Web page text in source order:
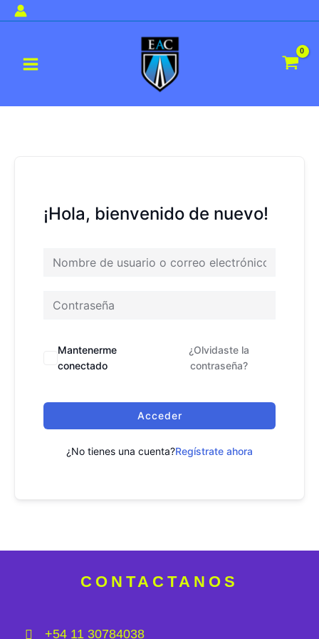
al
Menu
¡Hola, bienvenido de nuevo!
Mantenerme
conectado
¿Olvidaste la
contraseña?
Acceder
¿No tienes una cuenta?Regístrate ahora
CONTACTANOS
+54 11 30784038